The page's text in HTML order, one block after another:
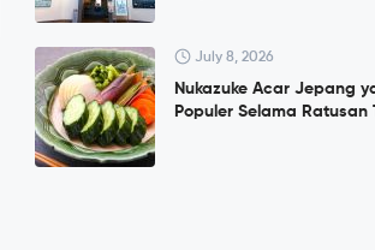
July 8, 2026
Nukazuke Acar Jepang
Populer Selama Ratusan